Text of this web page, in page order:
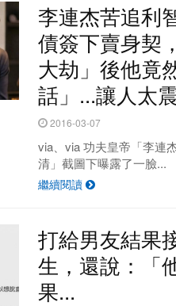
李連杰苦追利
債簽下賣身契
大劫」後他竟
話」...讓人太
2016-03-07
via、via 功夫皇帝「李連
清」截圖下曝露了一臉...
繼續閱讀
打給男友結果
生，還說：「
果...